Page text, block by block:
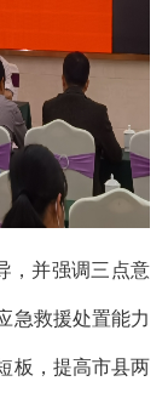
，并强调三点意
急救援处置能力
板，提高市县两